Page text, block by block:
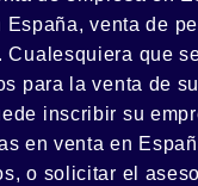
España, venta de
Cualesquiera que
para la venta de
inscribir su
en venta en
, o solicitar el